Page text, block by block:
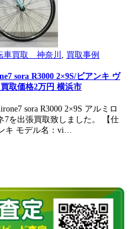
車買取 神奈川 買取事例
sora R3000 2×9S/ビアンキ ヴ
取価格2万円 横浜市
sora R3000 2×9S アルミロ
7を出張買取致しました。 【仕
キ モデル名：vi…